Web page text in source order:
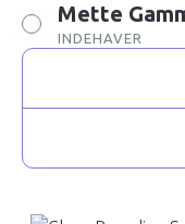
Mette
INDEHAVER